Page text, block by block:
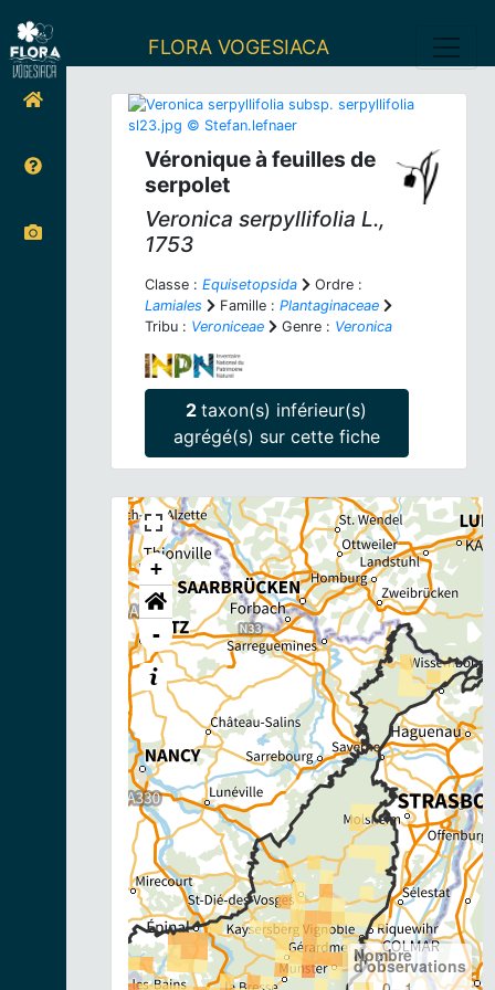
FLORA VOGESIACA
Véronique à feuilles de
serpolet
Veronica serpyllifolia L.,
1753
Classe : Equisetopsida
Ordre :
Lamiales
Famille : Plantaginaceae
Tribu : Veroniceae Genre : Veronica
2taxon(s) inférieur(s)
agrégé(s) sur cette fiche
+
-
Nombre
d'observations